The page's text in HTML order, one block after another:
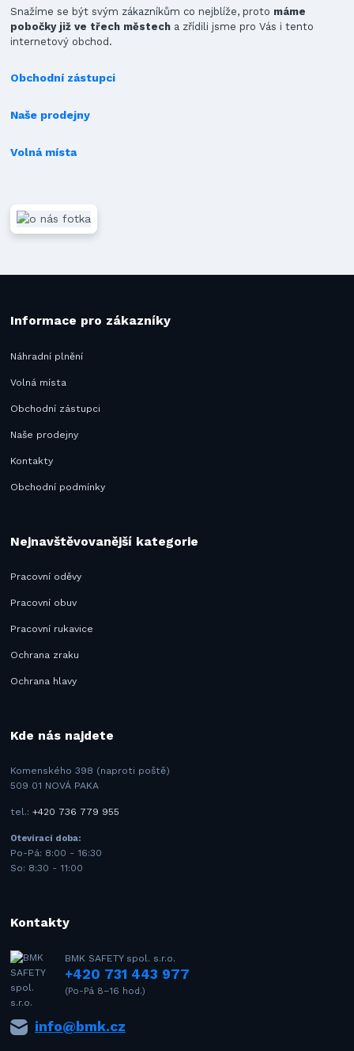
Snažíme se být svým zákazníkům co nejblíže, proto máme
pobočky již ve třech městech a zřídili jsme pro Vás i tento
internetový obchod.
Obchodní zástupci
Naše prodejny
Volná místa
Informace pro zákazníky
Náhradní plnění
Volná místa
Obchodní zástupci
Naše prodejny
Kontakty
Obchodní podmínky
Nejnavštěvovanější kategorie
Pracovní oděvy
Pracovní obuv
Pracovní rukavice
Ochrana zraku
Ochrana hlavy
Kde nás najdete
Komenského 398 (naproti poště)
509 01 NOVÁ PAKA
tel.:+420 736 779 955
Otevírací doba:
Po-Pá: 8:00 - 16:30
So: 8:30 - 11:00
Kontakty
BMK SAFETY spol. s.r.o.
+420 731 443 977
(Po-Pá 8–16 hod.)
info@bmk.cz